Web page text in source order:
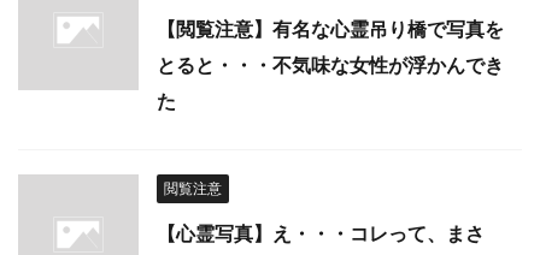
【閲覧注意】有名な心霊吊り橋で写真を
とると・・・不気味な女性が浮かんでき
た
閲覧注意
【心霊写真】え・・・コレって、まさ